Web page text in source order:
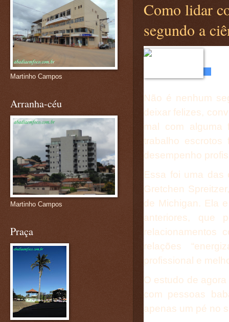
Como lidar
segundo a
Não é nenhum
deixar felizes,
mal com alguma
trabalho
desempenho
Essa foi uma das
Gretchen
de Michigan. Ela
anteriores, que
relacionamentos
relações
profissional e
O estudo de
com pessoas
apenas um pé no
Martinho Campos
Arranha-céu
Martinho Campos
Praça